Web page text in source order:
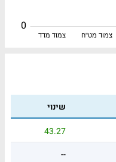
צמוד מדד צמוד מט"ח
0
שינוי
43.27
--